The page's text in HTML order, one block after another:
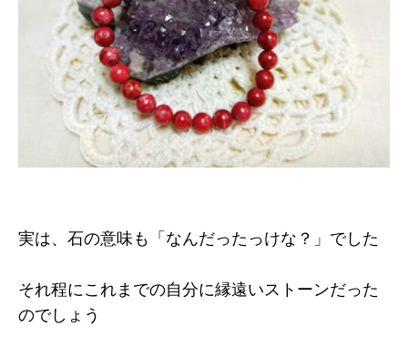
実は、石の意味も「なんだったっけな？」でした
それ程にこれまでの自分に縁遠いストーンだった
のでしょう